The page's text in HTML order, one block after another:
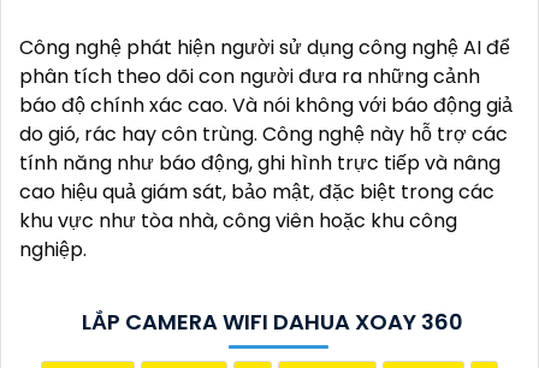
mọi diễn biến trong phạm vi quét mà không bỏ sót
bất kỳ chi tiết nào. Cài đặt và sử dụng camera qua
kết nối wifi cũng rất tiện lợi, bạn có thể theo dõi từ xa
thông qua ứng dụng di động một cách đơn giản.
Camera wifi 360 là sự lựa chọn hoàn hảo để bảo vệ
nhà cửa, văn phòng hoặc cửa hàng của bạn 24/7
mà không phải lo lắng về chất lượng hình ảnh. Hãy
trải nghiệm công nghệ hiện đại và an ninh tối ưu với
Camera wifi 360 hình ảnh sắc nét của chúng tôi
Công nghệ phát hiện người sử dụng công nghệ AI để
phân tích theo dõi con người đưa ra những cảnh
báo độ chính xác cao. Và nói không với báo động giả
do gió, rác hay côn trùng. Công nghệ này hỗ trợ các
tính năng như báo động, ghi hình trực tiếp và nâng
cao hiệu quả giám sát, bảo mật, đặc biệt trong các
khu vực như tòa nhà, công viên hoặc khu công
nghiệp.
LẮP CAMERA WIFI DAHUA XOAY 360